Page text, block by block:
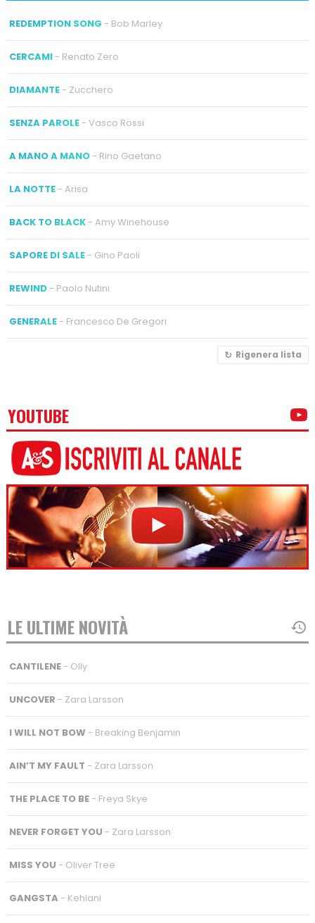
REDEMPTION SONG - Bob Marley
CERCAMI- Renato Zero
DIAMANTE- Zucchero
SENZA PAROLE- Vasco Rossi
A MANO A MANO- Rino Gaetano
LA NOTTE- Arisa
BACK TO BLACK- Amy Winehouse
SAPORE DI SALE- Gino Paoli
REWIND- Paolo Nutini
GENERALE- Francesco De Gregori
Rigenera lista
YOUTUBE
LE ULTIME NOVITÀ
CANTILENE- Olly
UNCOVER - Zara Larsson
I WILL NOT BOW - Breaking Benjamin
AIN’T MY FAULT - Zara Larsson
THE PLACE TO BE- Freya Skye
NEVER FORGET YOU - Zara Larsson
MISS YOU - Oliver Tree
GANGSTA - Kehlani